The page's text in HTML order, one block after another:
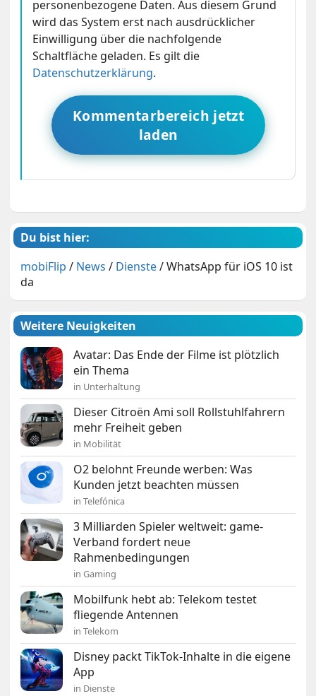
personenbezogene Daten. Aus diesem Grund
wird das System erst nach ausdrücklicher
Einwilligung über die nachfolgende
Schaltfläche geladen. Es gilt die
Datenschutzerklärung.
Kommentarbereich jetzt
laden
Du bist hier:
mobiFlip / News / Dienste/WhatsApp für iOS 10 ist
da
Weitere Neuigkeiten
Avatar: Das Ende der Filme ist plötzlich
ein Thema
in Unterhaltung
Dieser Citroën Ami soll Rollstuhlfahrern
mehr Freiheit geben
in Mobilität
O2 belohnt Freunde werben: Was
Kunden jetzt beachten müssen
in Telefónica
3 Milliarden Spieler weltweit: game-
Verband fordert neue
Rahmenbedingungen
in Gaming
Mobilfunk hebt ab: Telekom testet
fliegende Antennen
in Telekom
Disney packt TikTok-Inhalte in die eigene
App
in Dienste